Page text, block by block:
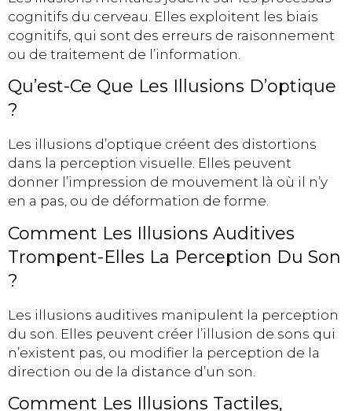
cognitifs du cerveau. Elles exploitent les biais
cognitifs, qui sont des erreurs de raisonnement
ou de traitement de l’information.
Qu’est-Ce Que Les Illusions D’optique
?
Les illusions d’optique créent des distortions
dans la perception visuelle. Elles peuvent
donner l’impression de mouvement là où il n’y
en a pas, ou de déformation de forme.
Comment Les Illusions Auditives
Trompent-Elles La Perception Du Son
?
Les illusions auditives manipulent la perception
du son. Elles peuvent créer l’illusion de sons qui
n’existent pas, ou modifier la perception de la
direction ou de la distance d’un son.
Comment Les Illusions Tactiles,